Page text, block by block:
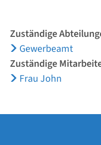
Zuständige
Gewerbeamt
Zuständige
Frau John